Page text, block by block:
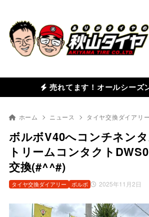
売れてます！オールシーズ
ホーム ニュース タイヤ交換ダイアリー
ボルボV40へコンチネン
トリームコンタクト
交換(#^^#)
2025年11月2日
タイヤ交換ダイアリー ボルボ